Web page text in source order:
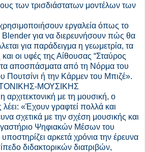
των τρισδιάστατων μοντέλων των
εργαλεία όπως το
για να διερευνήσουν πώς θα
για παράδειγμα η γεωμετρία, τα
οι υφές της Αίθουσας “Σταύρος
τα αποσπάσματα από τη Νόρμα του
Πουτσίνι ή την Κάρμεν του Μπιζέ».
ΜΟΥΣΙΚΗΣ
αρχιτεκτονική με τη μουσική, ο
«Έχουν γραφτεί πολλά και
σχετικά με την σχέση μουσικής και
Ψηφιακών Μέσων του
αρκετά χρόνια την έρευνα
διδακτορικών διατριβών,